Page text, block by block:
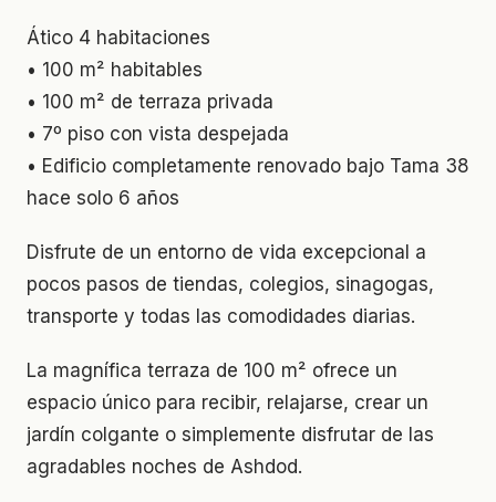
Ático 4 habitaciones
• 100 m² habitables
• 100 m² de terraza privada
• 7º piso con vista despejada
• Edificio completamente renovado bajo Tama 38
hace solo 6 años
Disfrute de un entorno de vida excepcional a
pocos pasos de tiendas, colegios, sinagogas,
transporte y todas las comodidades diarias.
La magnífica terraza de 100 m² ofrece un
espacio único para recibir, relajarse, crear un
jardín colgante o simplemente disfrutar de las
agradables noches de Ashdod.